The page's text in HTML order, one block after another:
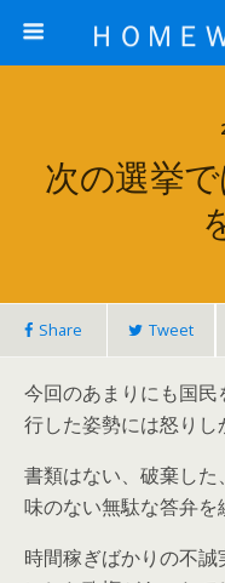
次の選挙
Share Tweet
今回のあまりにも国
行した姿勢には怒りし
書類はない、破棄し
味のない無駄な答弁を
時間稼ぎばかりの不